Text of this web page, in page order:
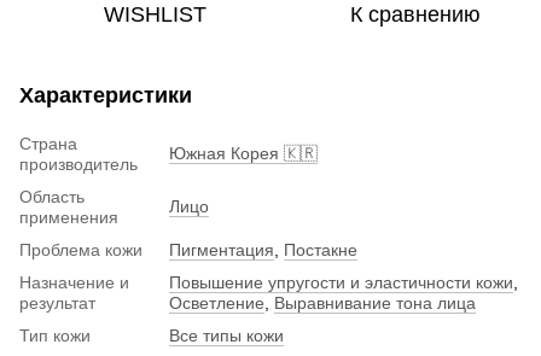
WISHLIST К сравнению
Характеристики
Страна
производитель
Южная Корея 🇰🇷
Область
применения
Лицо
Проблема кожи Пигментация
Постакне
Назначение и
результат
Повышение упругости и эластичности кожи
Осветление
Выравнивание тона лица
Тип кожи
Все типы кожи